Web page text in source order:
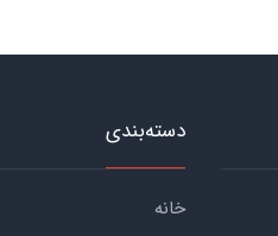
دسته‌بندی
خانه